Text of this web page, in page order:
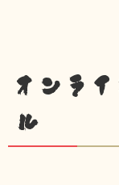
オンラ
ル